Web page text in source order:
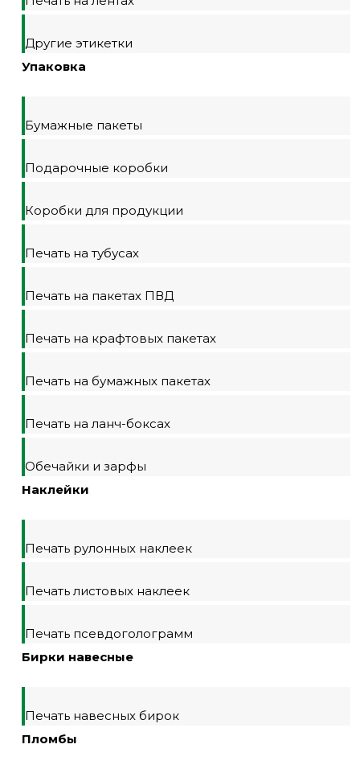
Другие этикетки
Упаковка
Бумажные пакеты
Подарочные коробки
Коробки для продукции
Печать на тубусах
Печать на пакетах ПВД
Печать на крафтовых пакетах
Печать на бумажных пакетах
Печать на ланч-боксах
Обечайки и зарфы
Наклейки
Печать рулонных наклеек
Печать листовых наклеек
Печать псевдоголограмм
Бирки навесные
Печать навесных бирок
Пломбы